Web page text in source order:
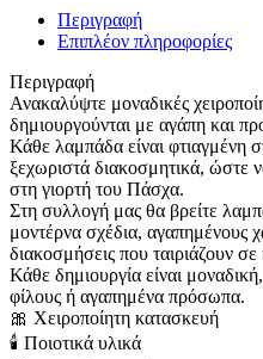
Περιγραφή
Επιπλέον πληροφορίες
Περιγραφή
Ανακαλύψτε μοναδικές
δημιουργούνται με αγάπη και
Κάθε λαμπάδα είναι φτιαγμένη
ξεχωριστά διακοσμητικά, ώστε
στη γιορτή του Πάσχα.
Στη συλλογή μας θα βρείτε
μοντέρνα σχέδια, αγαπημένους
διακοσμήσεις που ταιριάζουν
Κάθε δημιουργία είναι
φίλους ή αγαπημένα πρόσωπα.
🎀 Χειροποίητη κατασκευή
🕯 Ποιοτικά υλικά